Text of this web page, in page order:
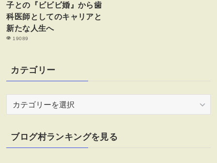
子との『ビビビ婚』から歯
科医師としてのキャリアと
新たな人生へ
19089
カテゴリー
リ
ー
ブログ村ランキングを見る